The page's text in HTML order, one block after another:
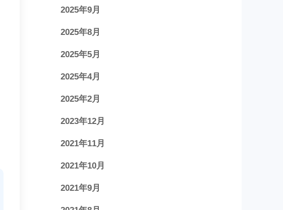
2025年9月
2025年8月
2025年5月
2025年4月
2025年2月
2023年12月
2021年11月
2021年10月
2021年9月